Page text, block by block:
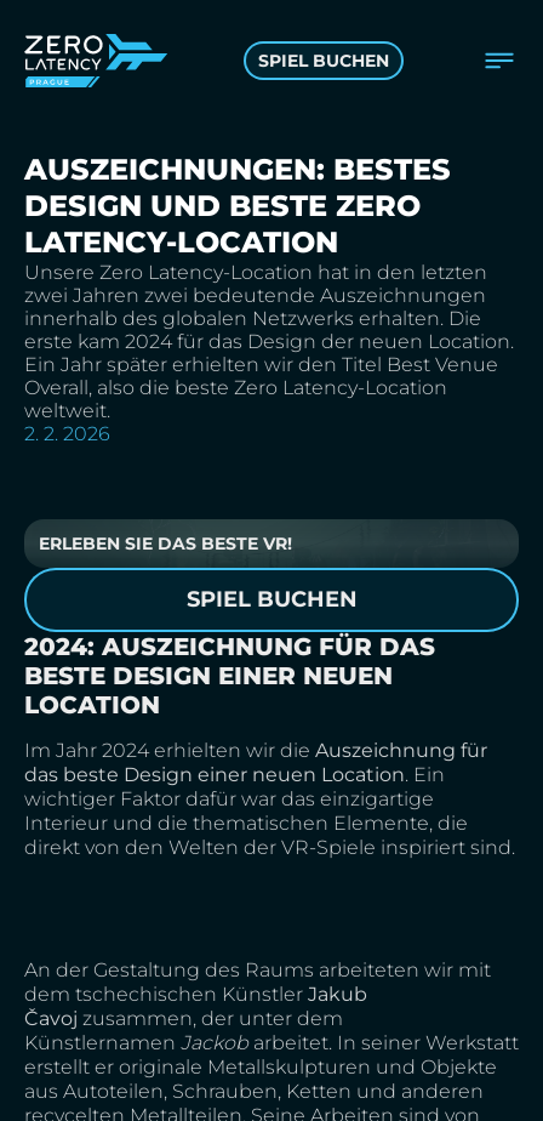
SPIEL BUCHEN
AUSZEICHNUNGEN: BESTES
DESIGN UND BESTE ZERO
LATENCY-LOCATION
Unsere Zero Latency-Location hat in den letzten
zwei Jahren zwei bedeutende Auszeichnungen
innerhalb des globalen Netzwerks erhalten. Die
erste kam 2024 für das Design der neuen Location.
Ein Jahr später erhielten wir den Titel Best Venue
Overall, also die beste Zero Latency-Location
weltweit.
2. 2. 2026
2024: AUSZEICHNUNG FÜR DAS
BESTE DESIGN EINER NEUEN
LOCATION
Im Jahr 2024 erhielten wir die Auszeichnung für
das beste Design einer neuen Location. Ein
wichtiger Faktor dafür war das einzigartige
Interieur und die thematischen Elemente, die
direkt von den Welten der VR-Spiele inspiriert sind.
An der Gestaltung des Raums arbeiteten wir mit
dem tschechischen Künstler Jakub
Čavoj zusammen, der unter dem
Künstlernamen Jackobarbeitet. In seiner Werkstatt
erstellt er originale Metallskulpturen und Objekte
aus Autoteilen, Schrauben, Ketten und anderen
recycelten Metallteilen. Seine Arbeiten sind von
ERLEBEN SIE DAS BESTE VR!
SPIEL BUCHEN